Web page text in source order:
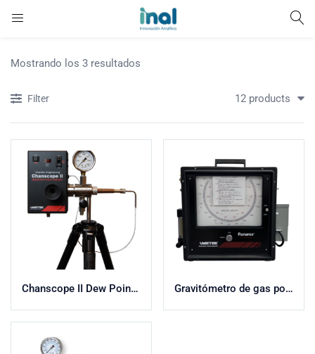
Mostrando los 3 resultados
Filter 12 products
Chanscope II Dew Point Tester Gravitómetro de gas portátil Ranarex